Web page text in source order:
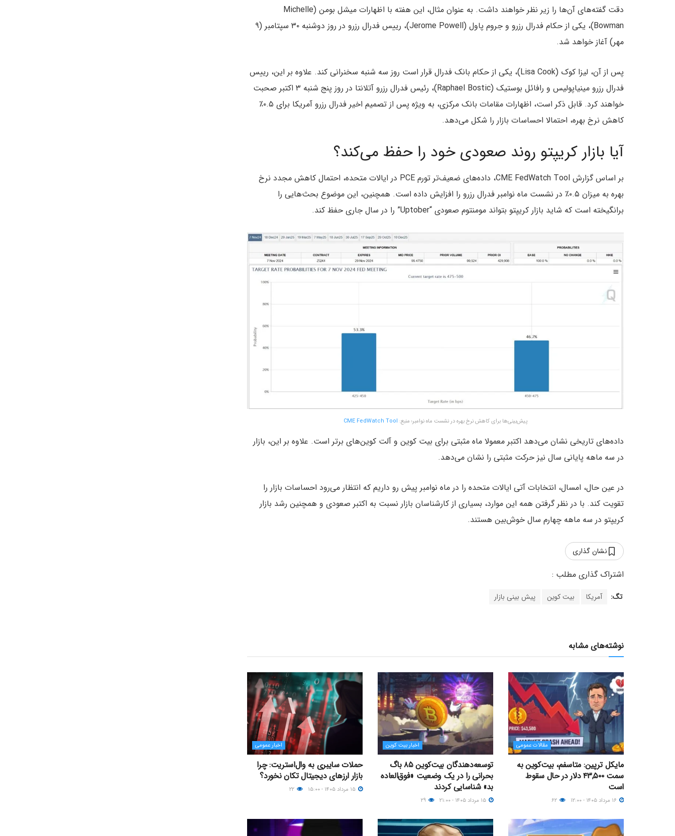
دقت گفته‌های آن‌ها را زیر نظر خواهند داشت. به عنوان مثال، این هفته با اظهارات میشل بومن (Michelle
Bowman)، یکی از حکام فدرال رزرو و جروم پاول (Jerome Powell)، رییس فدرال رزرو در روز دوشنبه ۳۰ سپتامبر (۹
مهر) آغاز خواهد شد.
پس از آن، لیزا کوک (Lisa Cook)، یکی از حکام بانک فدرال قرار است روز سه شنبه سخنرانی کند. علاوه بر این، رییس
فدرال رزرو مینیاپولیس و رافائل بوستیک (Raphael Bostic)، رئیس فدرال رزرو آتلانتا در روز پنج شنبه ۳ اکتبر صحبت
خواهند کرد. قابل ذکر است، اظهارات مقامات بانک مرکزی، به ویژه پس از تصمیم اخیر فدرال رزرو آمریکا برای ۰.۵٪
کاهش نرخ بهره، احتمالا احساسات بازار را شکل می‌دهد.
آیا بازار کریپتو روند صعودی خود را حفظ می‌کند؟
بر اساس گزارش CME FedWatch Tool، داده‌های ضعیف‌تر تورم PCE در ایالات متحده، احتمال کاهش مجدد نرخ
بهره به میزان ۰.۵٪ در نشست ماه نوامبر فدرال رزرو را افزایش داده است. همچنین، این موضوع بحث‌هایی را
برانگیخته است که شاید بازار کریپتو بتواند مومنتوم صعودی “Uptober” را در سال جاری حفظ کند.
پیش‌بینی‌ها برای کاهش نرخ بهره در نشست ماه نوامبر؛ منبع: CME FedWatch Tool
داده‌های تاریخی نشان می‌دهد اکتبر معمولا ماه مثبتی برای بیت کوین و آلت کوین‌های برتر است. علاوه بر این، بازار
در سه ماهه پایانی سال نیز حرکت مثبتی را نشان می‌دهد.
در عین حال، امسال، انتخابات آتی ایالات متحده را در ماه نوامبر پیش رو داریم که انتظار می‌رود احساسات بازار را
تقویت کند. با در نظر گرفتن همه این‌ موارد، بسیاری از کارشناسان بازار نسبت به اکتبر صعودی و همچنین رشد بازار
کریپتو در سه ماهه چهارم سال خوش‌بین هستند.
نشان گذاری
تگ: آمریکا بیت کوین پیش بینی بازار
نوشته‌های مشابه
مقالات عمومی
مایکل ترپین: متاسفم، بیت‌کوین به
سمت ۴۳,۵۰۰ دلار در حال سقوط
است
اخبار بیت کوین
توسعه‌دهندگان بیت‌کوین ۸۵ باگ
بحرانی را در یک وضعیت «فوق‌العاده
بد» شناسایی کردند
اخبار عمومی
حملات سایبری به وال‌استریت: چرا
بازار ارزهای دیجیتال تکان نخورد؟